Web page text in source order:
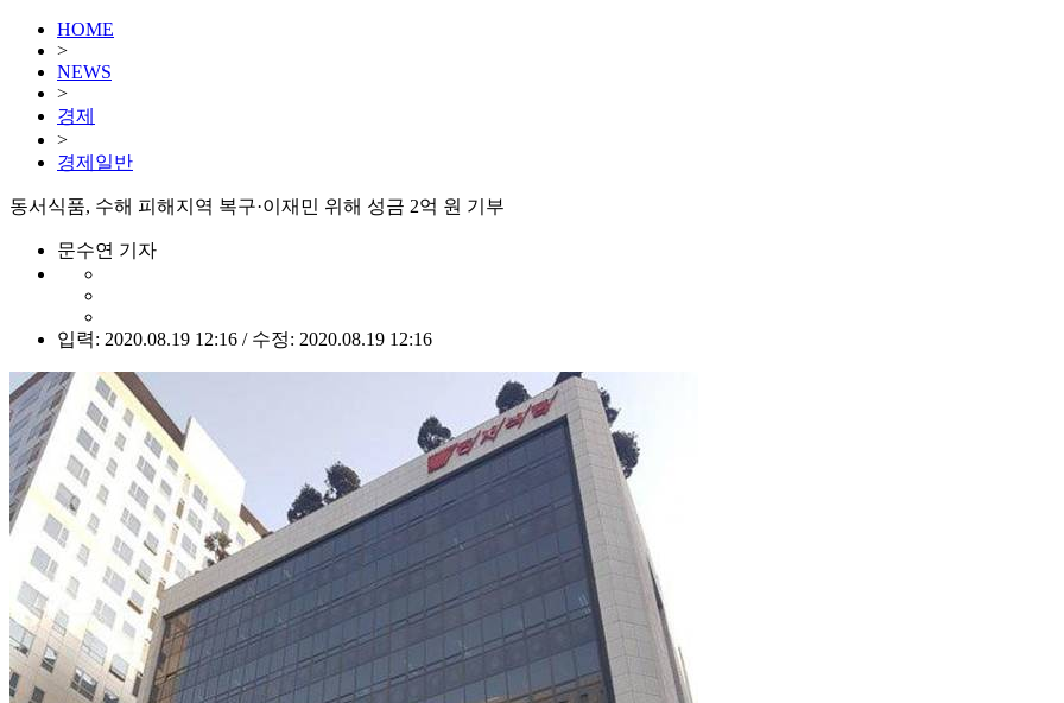
HOME
>
NEWS
>
경제
>
경제일반
동서식품, 수해 피해지역 복구·이재민 위해 성금 2억 원 기부
문수연 기자
입력: 2020.08.19 12:16 / 수정: 2020.08.19 12:16